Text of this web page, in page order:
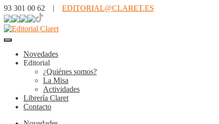
93 301 00 62 | EDITORIAL@CLARET.ES
Novedades
Editorial
¿Quiénes somos?
La Misa
Actividades
Librería Claret
Contacto